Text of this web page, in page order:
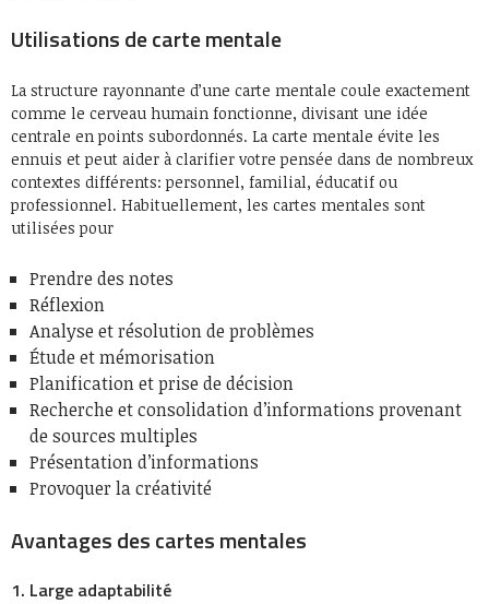
Utilisations de carte mentale
La structure rayonnante d’une carte mentale coule exactement
comme le cerveau humain fonctionne, divisant une idée
centrale en points subordonnés. La carte mentale évite les
ennuis et peut aider à clarifier votre pensée dans de nombreux
contextes différents: personnel, familial, éducatif ou
professionnel. Habituellement, les cartes mentales sont
utilisées pour
Prendre des notes
Réflexion
Analyse et résolution de problèmes
Étude et mémorisation
Planification et prise de décision
Recherche et consolidation d’informations provenant
de sources multiples
Présentation d’informations
Provoquer la créativité
Avantages des cartes mentales
1. Large adaptabilité